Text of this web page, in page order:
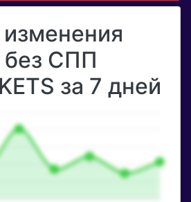
без СПП
за 7 дней